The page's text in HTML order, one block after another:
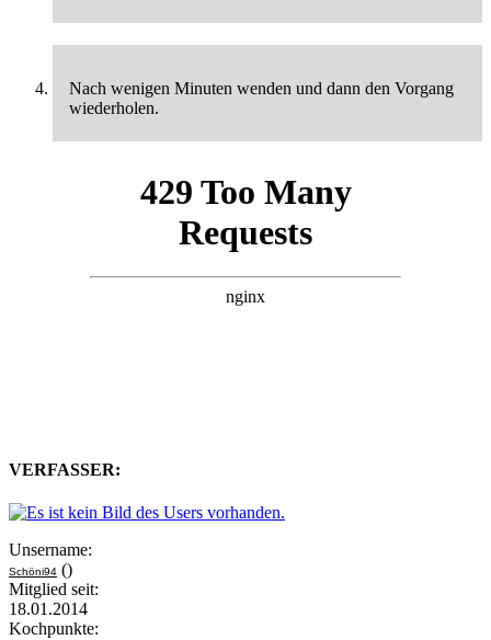
Nach wenigen Minuten wenden und dann den Vorgang
wiederholen.
VERFASSER:
Unsername:
Schöni94 ()
Mitglied seit:
18.01.2014
Kochpunkte: